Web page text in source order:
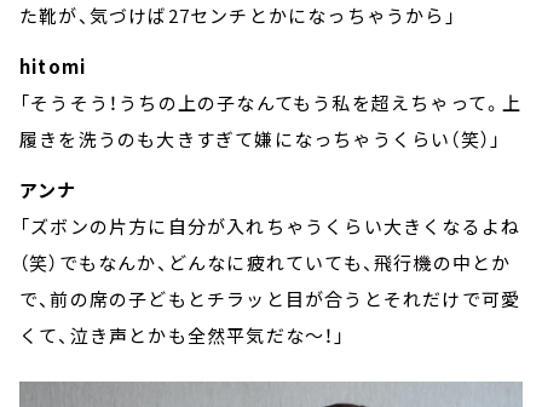
た靴が、気づけば27センチとかになっちゃうから」
hitomi
「そうそう！うちの上の子なんてもう私を超えちゃって。上
履きを洗うのも大きすぎて嫌になっちゃうくらい（笑）」
アンナ
「ズボンの片方に自分が入れちゃうくらい大きくなるよね
（笑）でもなんか、どんなに疲れていても、飛行機の中とか
で、前の席の子どもとチラッと目が合うとそれだけで可愛
くて、泣き声とかも全然平気だな～！」